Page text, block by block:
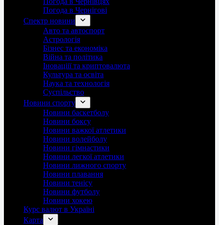
Погода в Чернігові
Спектр новини
Авто та автоспорт
Астрологія
Бізнес та економіка
Війна та політика
Іноваціії та криптовалюта
Культура та освіта
Наука та технологія
Суспільство
Новини спорту
Новини баскетболу
Новини боксу
Новини важкої атлетики
Новини волейболу
Новини гімнастики
Новини легкої атлетики
Новини лижного спорту
Новини плавання
Новини тенісу
Новини футболу
Новини хокею
Курс валют в Україні
Карта